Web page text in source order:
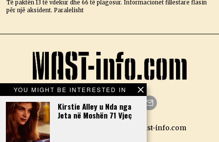
Të paktën 13 të vdekur dhe 66 të plagosur. Informacionet fillestare flasin
për një aksident. Paralelisht
YOU MIGHT BE INTERESTED IN
Kirstie Alley u Nda nga
Jeta në Moshën 71 Vjeç
Facebook
TwitterInstagram
LinkedIn
Designed by N.D. — Copyright Mast-info.com